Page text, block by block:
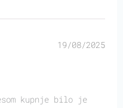
19/08/2025
kupnje bilo je